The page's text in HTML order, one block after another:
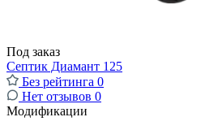
Под заказ
Септик Диамант 125
Без рейтинга 0
Нет отзывов 0
Модификации